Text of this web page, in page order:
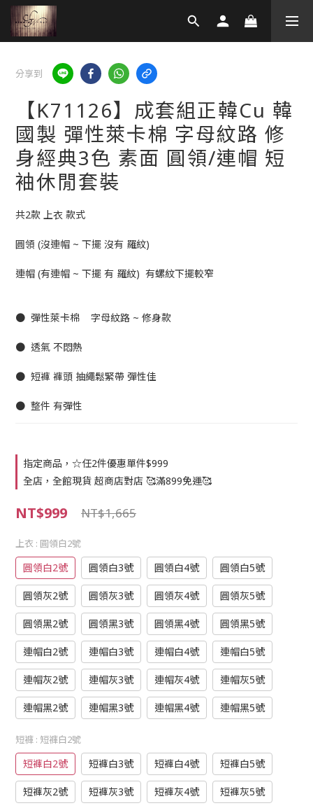
分享到
【K71126】成套組正韓Cu 韓
國製 彈性萊卡棉 字母紋路 修
身經典3色 素面 圓領/連帽 短
袖休閒套裝
共2款 上衣 款式
圓領 (沒連帽 ~ 下擺 沒有 羅紋)
連帽 (有連帽 ~ 下擺 有 羅紋)  有螺紋下擺較窄
●  彈性萊卡棉    字母紋路 ~ 修身款
●  透氣 不悶熱
●  短褲 褲頭 抽繩鬆緊帶 彈性佳
●  整件 有彈性
指定商品，☆任2件優惠單件$999
全店，全館現貨 超商店對店 🥰滿899免運🥰
NT$999 NT$1,665
上衣 : 圓領白2號
圓領白2號 圓領白3號 圓領白4號 圓領白5號
圓領灰2號 圓領灰3號 圓領灰4號 圓領灰5號
圓領黑2號 圓領黑3號 圓領黑4號 圓領黑5號
連帽白2號 連帽白3號 連帽白4號 連帽白5號
連帽灰2號 連帽灰3號 連帽灰4號 連帽灰5號
連帽黑2號 連帽黑3號 連帽黑4號 連帽黑5號
短褲 : 短褲白2號
短褲白2號 短褲白3號 短褲白4號 短褲白5號
短褲灰2號 短褲灰3號 短褲灰4號 短褲灰5號